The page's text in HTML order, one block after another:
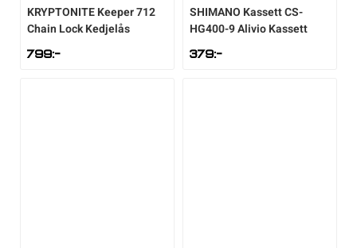
KRYPTONITEKeeper 712
Chain Lock Kedjelås
799:-
SHIMANO Kassett CS-
HG400-9 Alivio Kassett
379:-